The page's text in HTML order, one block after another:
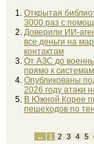
Открытая
3000 раз с
Доверили ИИ-
все деньги на
контактам
От АЗС до
прямо к
Опубликованы
2026 году атаки
В Южной Корее
пешеходов по
← 1 2 3 4 5